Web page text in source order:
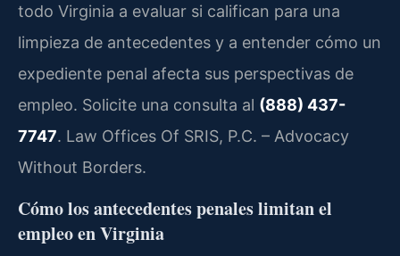
todo Virginia a evaluar si califican para una
limpieza de antecedentes y a entender cómo un
expediente penal afecta sus perspectivas de
empleo. Solicite una consulta al (888) 437-
7747. Law Offices Of SRIS, P.C. – Advocacy
Without Borders.
Cómo los antecedentes penales limitan el
empleo en Virginia